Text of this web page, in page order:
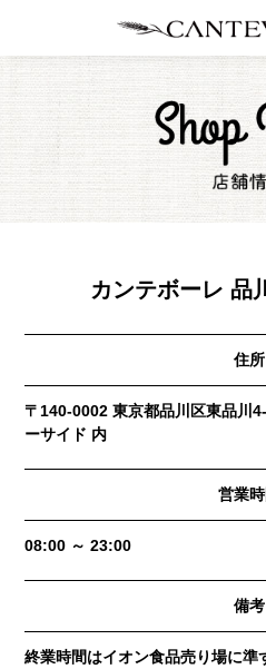
カンテボーレ 品
住所
〒140-0002 東京都品川区東品川
ーサイド 内
営業
08:00 ～ 23:00
備考
終業時間はイオン食品売り場に準